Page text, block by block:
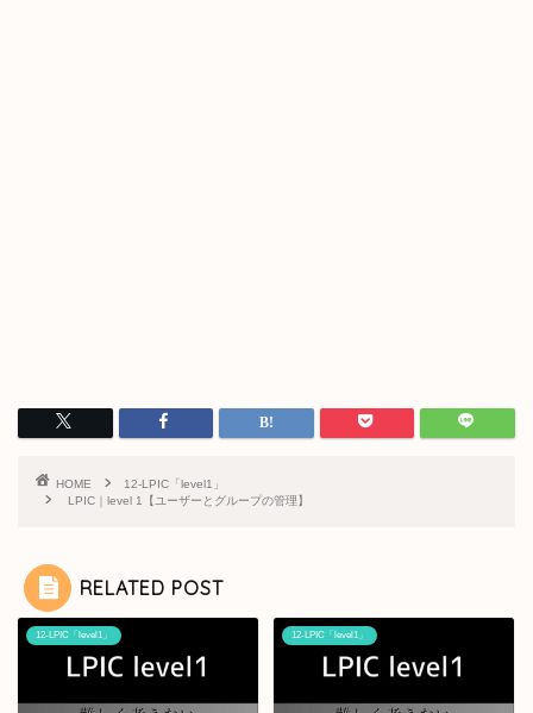
HOME
12-LPIC「level1」
LPIC｜level 1【ユーザーとグループの管理】
RELATED POST
12-LPIC「level1」 12-LPIC「level1」